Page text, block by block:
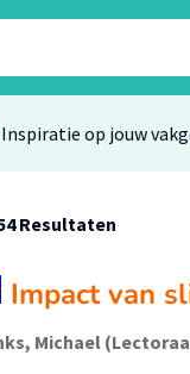
Inspiratie op jouw
Resultaten
Impact van
Michael